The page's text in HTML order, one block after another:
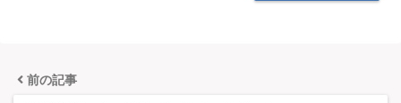
前の記事